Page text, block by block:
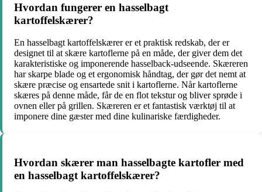
Hvordan fungerer en hasselbagt
kartoffelskærer?
En hasselbagt kartoffelskærer er et praktisk redskab, der er
designet til at skære kartoflerne på en måde, der giver dem det
karakteristiske og imponerende hasselback-udseende. Skæreren
har skarpe blade og et ergonomisk håndtag, der gør det nemt at
skære præcise og ensartede snit i kartoflerne. Når kartoflerne
skæres på denne måde, får de en flot tekstur og bliver sprøde i
ovnen eller på grillen. Skæreren er et fantastisk værktøj til at
imponere dine gæster med dine kulinariske færdigheder.
Hvordan skærer man hasselbagte kartofler med
en hasselbagt kartoffelskærer?